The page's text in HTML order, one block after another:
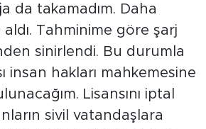
da takamadım. Daha
Tahminime göre şarj
sinirlendi. Bu durumla
insan hakları mahkemesine
Lisansını iptal
sivil vatandaşlara